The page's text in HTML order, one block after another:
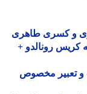
و کسری طاهری
رونالدو +
1405؛ حروف و تعبیر مخصوص